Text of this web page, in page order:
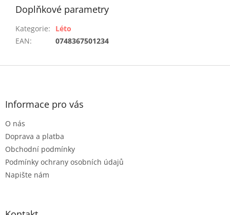
Doplňkové parametry
Kategorie:
Léto
EAN: 0748367501234
Z
Informace pro vás
O nás
Doprava a platba
Obchodní podmínky
Podmínky ochrany osobních údajů
Napište nám